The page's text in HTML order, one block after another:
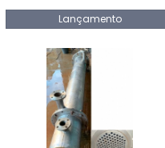
Lançamento